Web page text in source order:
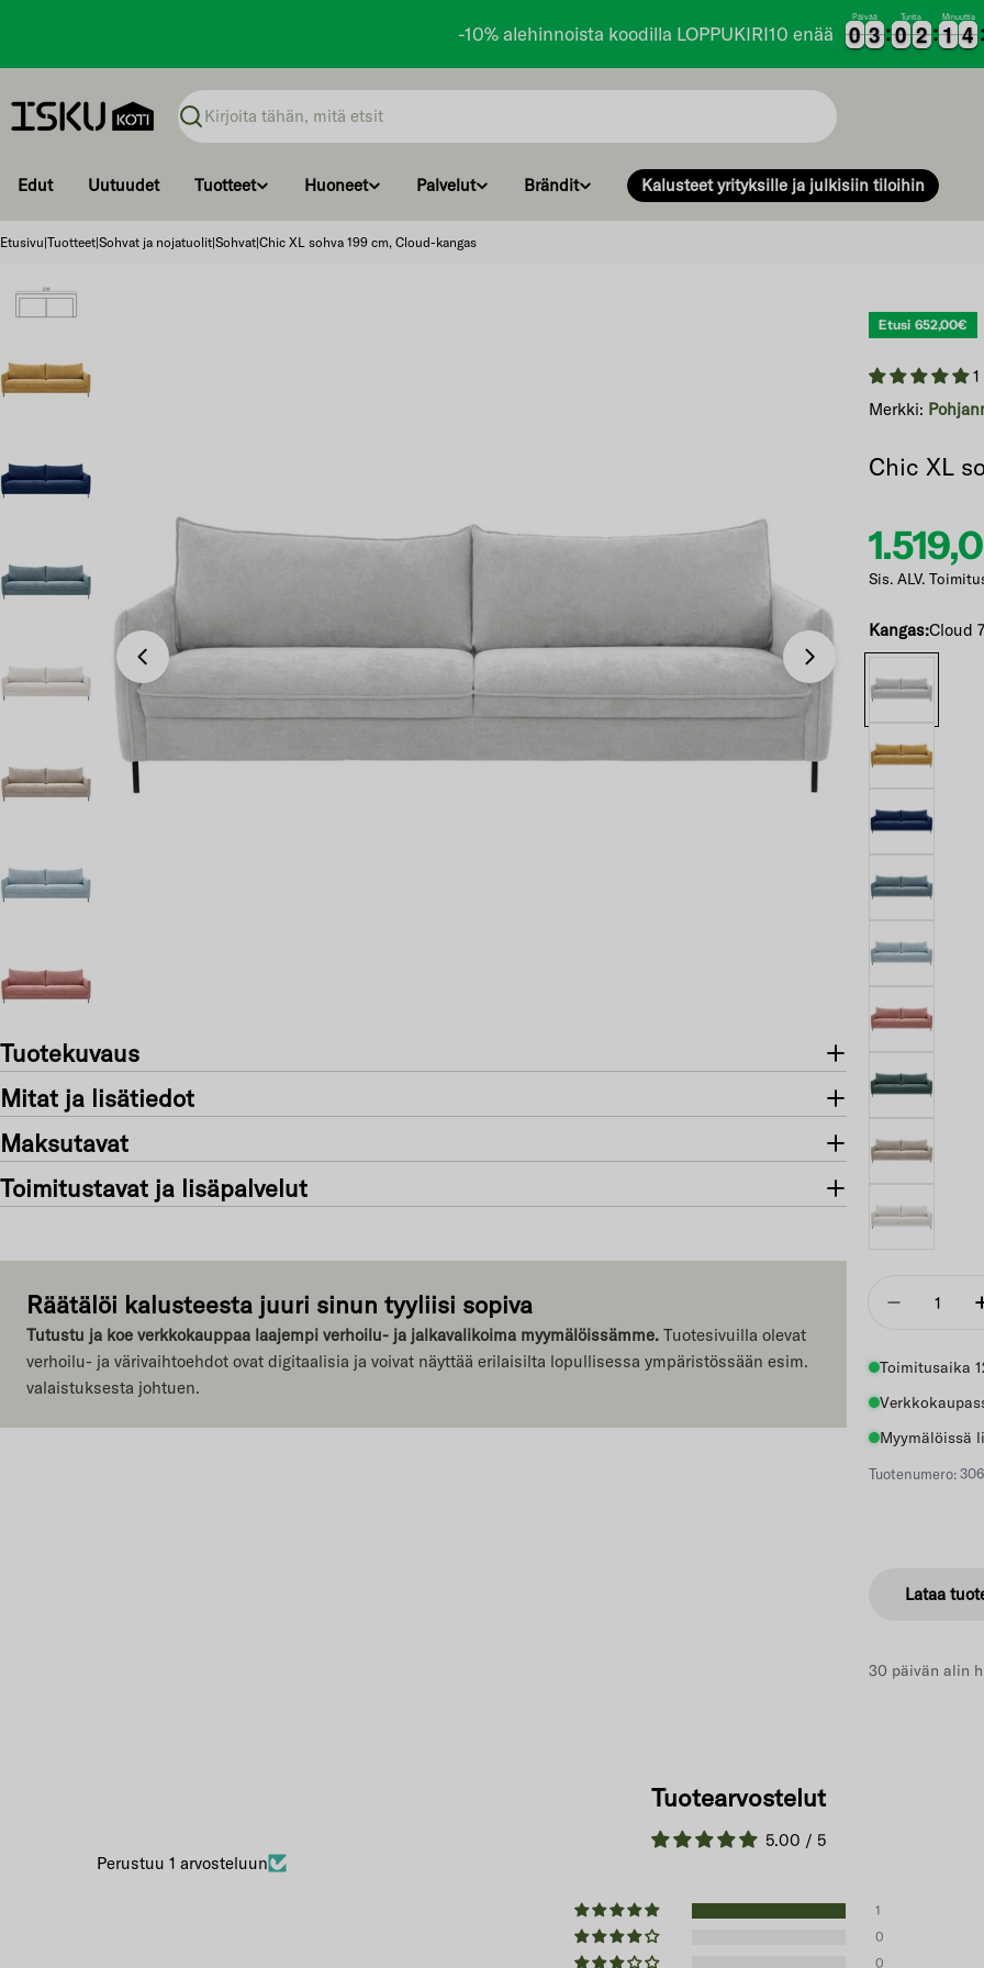
-10% alehinnoista koodilla LOPPUKIRI10 enää 0
0
0
0 3
3
3
3
Päivää
0
0
0
0 2
2
2
2
Tuntia
1
1
1
1 4
4
4
4
Minuuttia
ja
siirry
Haku
Edut Uutuudet Tuotteet Huoneet Palvelut Brändit Kalusteet yrityksille ja julkisiin tiloihin
Etusivu|Tuotteet|Sohvat ja nojatuolit|Sohvat|Chic XL sohva 199 cm, Cloud-kangas
Avaa 5 modaali-ikkunassa
Tuotekuvaus
Mitat ja lisätiedot
Maksutavat
Toimitustavat ja lisäpalvelut
Räätälöi kalusteesta juuri sinun tyyliisi sopiva
Tutustu ja koe verkkokauppaa laajempi verhoilu- ja jalkavalikoima myymälöissämme. Tuotesivuilla olevat
verhoilu- ja värivaihtoehdot ovat digitaalisia ja voivat näyttää erilaisilta lopullisessa ympäristössään esim.
valaistuksesta johtuen.
Etusi 652,00€
Merkki:
Chic XL
Sis. ALV.
Kangas:Cloud
Vähennä
Toimitusaika
Myymälöissä
Tuotenumero:
Lataa
30 päivän alin
Tuotearvostelut
5.00 / 5
Perustuu 1 arvosteluun
1
0
0